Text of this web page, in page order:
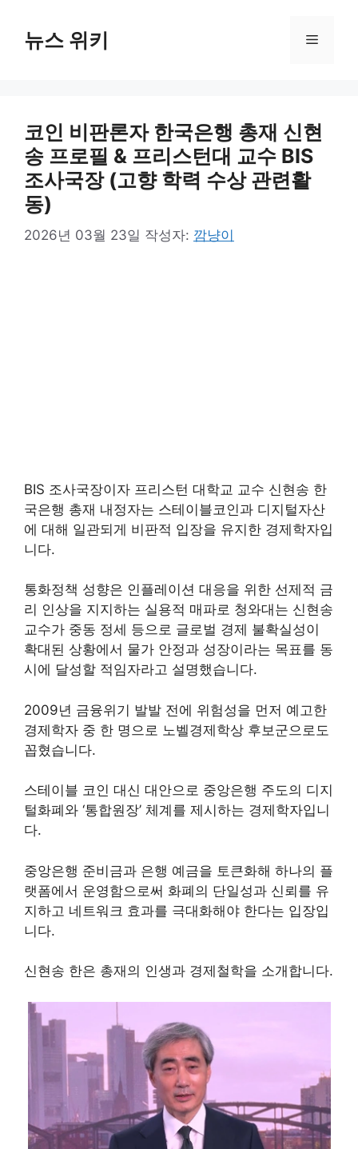
뉴스 위키 메
코인 비판론자 한국은행 총재 신현
송 프로필 & 프리스턴대 교수 BIS
조사국장 (고향 학력 수상 관련활
동)
2026년 03월 23일 작성자: 깜냥이
BIS 조사국장이자 프리스턴 대학교 교수 신현송 한
국은행 총재 내정자는 스테이블코인과 디지털자산
에 대해 일관되게 비판적 입장을 유지한 경제학자입
니다.
통화정책 성향은 인플레이션 대응을 위한 선제적 금
리 인상을 지지하는 실용적 매파로 청와대는 신현송
교수가 중동 정세 등으로 글로벌 경제 불확실성이
확대된 상황에서 물가 안정과 성장이라는 목표를 동
시에 달성할 적임자라고 설명했습니다.
2009년 금융위기 발발 전에 위험성을 먼저 예고한
경제학자 중 한 명으로 노벨경제학상 후보군으로도
꼽혔습니다.
스테이블 코인 대신 대안으로 중앙은행 주도의 디지
털화폐와 ‘통합원장’ 체계를 제시하는 경제학자입니
다.
중앙은행 준비금과 은행 예금을 토큰화해 하나의 플
랫폼에서 운영함으로써 화폐의 단일성과 신뢰를 유
지하고 네트워크 효과를 극대화해야 한다는 입장입
니다.
신현송 한은 총재의 인생과 경제철학을 소개합니다.